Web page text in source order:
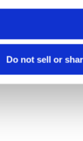
Do not sell or